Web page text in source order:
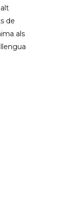
de
als